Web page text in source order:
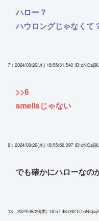
ハロー？
ハウロングじゃなくて
7 : 2024/08/29(木) 18:55:31.540
>>6
smellsじゃない
9 : 2024/08/29(木) 18:55:56.397
でも確かにハローなの
13 : 2024/08/29(木) 18:57:48.042